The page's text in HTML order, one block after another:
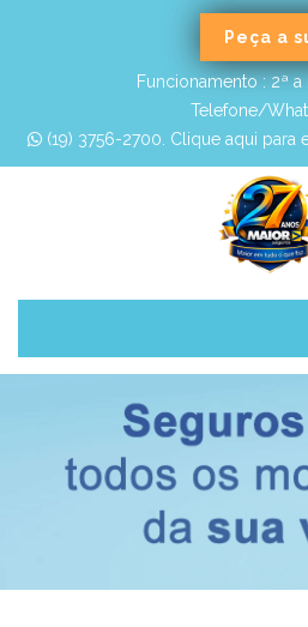
Peça a
Funcionamento :2ª
Telefone/
(19) 3756-2700. Clique aqui para